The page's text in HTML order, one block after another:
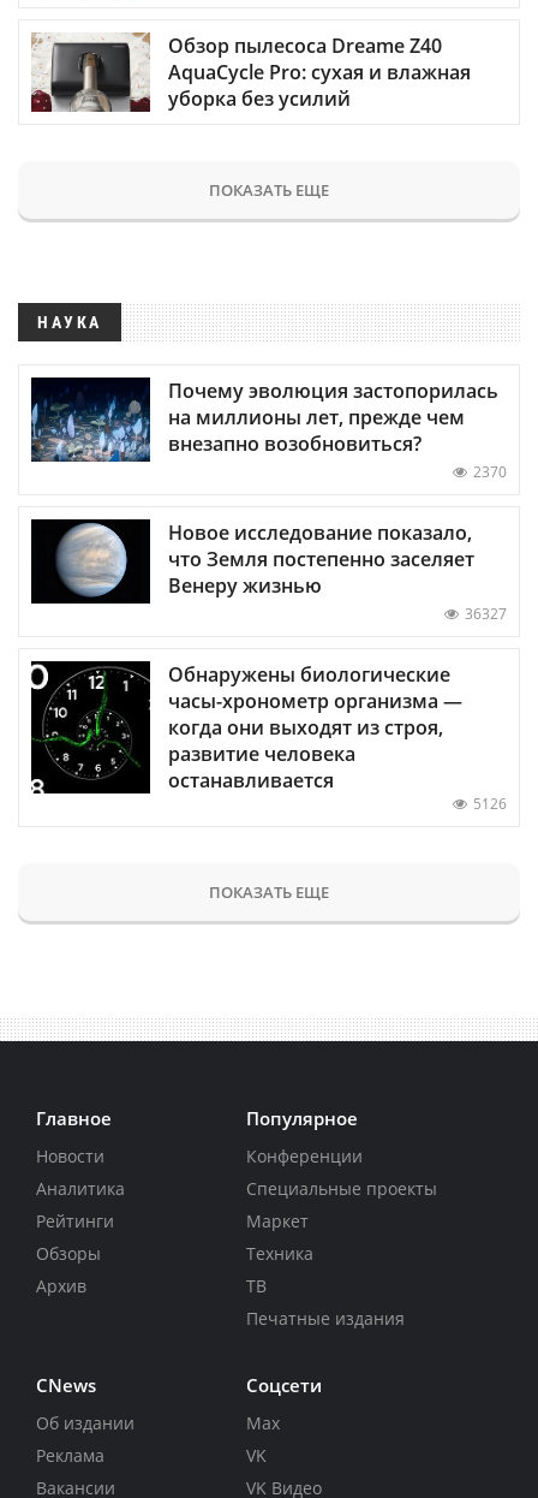
Обзор пылесоса Dreame Z40
AquaCycle Pro: сухая и влажная
уборка без усилий
ПОКАЗАТЬ ЕЩЕ
НАУКА
Почему эволюция застопорилась
на миллионы лет, прежде чем
внезапно возобновиться?
2370
Новое исследование показало,
что Земля постепенно заселяет
Венеру жизнью
36327
Обнаружены биологические
часы-хронометр организма —
когда они выходят из строя,
развитие человека
останавливается
5126
ПОКАЗАТЬ ЕЩЕ
Главное
Новости
Аналитика
Рейтинги
Обзоры
Архив
Популярное
Конференции
Специальные проекты
Маркет
Техника
ТВ
Печатные издания
CNews
Об издании
Реклама
Вакансии
Соцсети
Max
VK
VK Видео